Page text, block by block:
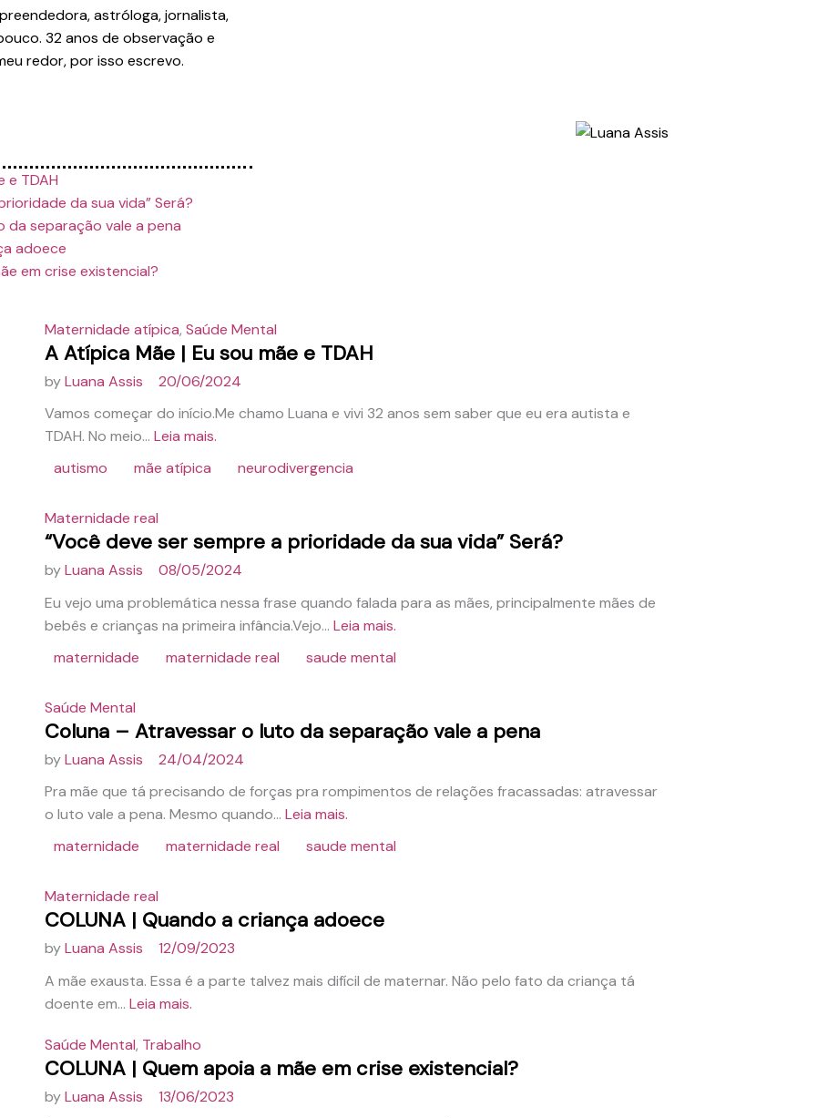
astróloga, jornalista,
32 anos de observação e
redor, por isso escrevo.
e TDAH
da sua vida” Será?
da separação vale a pena
adoece
em crise existencial?
Maternidade atípica,Saúde Mental
A Atípica Mãe | Eu sou mãe e TDAH
byLuana Assis
20/06/2024
Vamos começar do início.Me chamo Luana e vivi 32 anos sem saber que eu era autista e
TDAH. No meio...Leia mais.
autismo
mãe atípica neurodivergencia
Maternidade real
“Você deve ser sempre a prioridade da sua vida” Será?
byLuana Assis
08/05/2024
Eu vejo uma problemática nessa frase quando falada para as mães, principalmente mães de
bebês e crianças na primeira infância.Vejo...Leia mais.
maternidade
maternidade real saude mental
Saúde Mental
Coluna – Atravessar o luto da separação vale a pena
byLuana Assis
24/04/2024
Pra mãe que tá precisando de forças pra rompimentos de relações fracassadas: atravessar
o luto vale a pena. Mesmo quando...Leia mais.
maternidade
maternidade real saude mental
Maternidade real
COLUNA | Quando a criança adoece
byLuana Assis
12/09/2023
A mãe exausta. Essa é a parte talvez mais difícil de maternar. Não pelo fato da criança tá
doente em...Leia mais.
Saúde Mental, Trabalho
COLUNA | Quem apoia a mãe em crise existencial?
byLuana Assis
13/06/2023